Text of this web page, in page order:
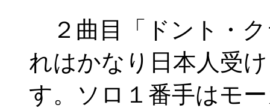
２曲目「ドント・
れはかなり日本人受
す。ソロ１番手はモ